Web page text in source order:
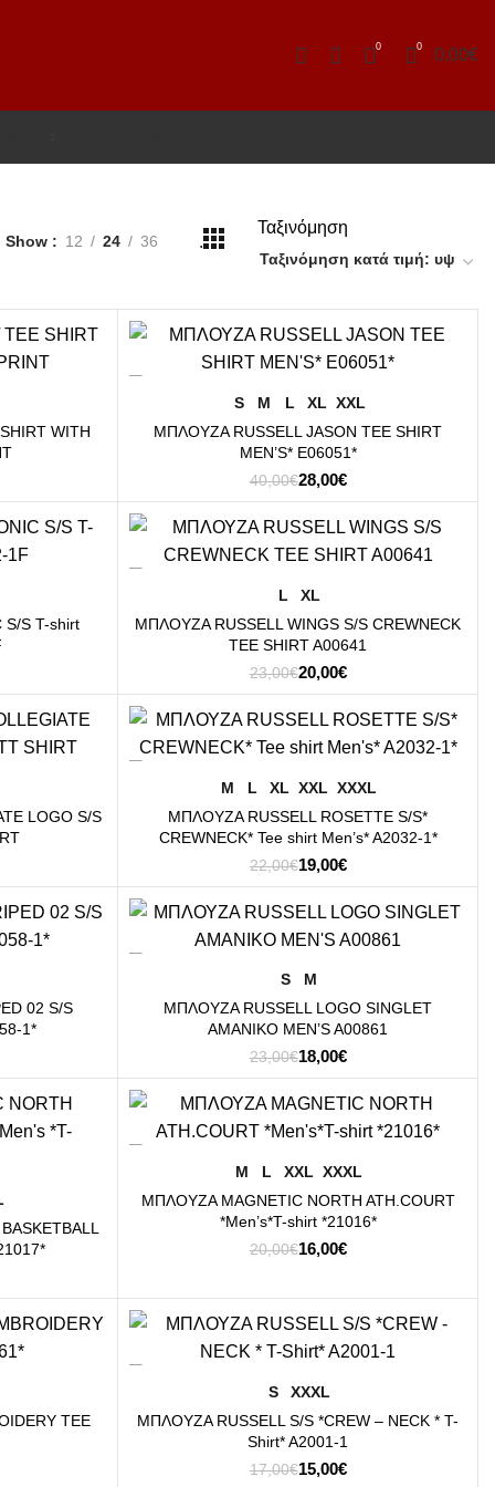
0 0 0,00€
Show 12 24 36 .
Ταξινόμηση
WITH
ΕΠΙΛΟΓΉ
S M L XL XXL
ΜΠΛΟΥΖΑ RUSSELL JASON TEE SHIRT
MEN’S* E06051*
40,00€Original
price
was:
28,00€Η
τρέχουσα
τιμή
28,00€.
S T-shirt
ΕΠΙΛΟΓΉ
L
XL
ΜΠΛΟΥΖΑ RUSSELL WINGS S/S CREWNECK
TEE SHIRT A00641
23,00€Original
price
was:
20,00€Η
τρέχουσα
τιμή
20,00€.
LOGO S/S
ΕΠΙΛΟΓΉ
M L XL XXL XXXL
ΜΠΛΟΥΖΑ RUSSELL ROSETTE S/S*
CREWNECK* Tee shirt Men’s* A2032-1*
22,00€Original
price
was:
19,00€Η
τρέχουσα
τιμή
19,00€.
02 S/S
1*
ΕΠΙΛΟΓΉ
S
M
ΜΠΛΟΥΖΑ RUSSELL LOGO SINGLET
AMANIKO MEN’S A00861
23,00€Original
price
was:
18,00€Η
τρέχουσα
τιμή
18,00€.
ΕΠΙΛΟΓΉ
M L XXL XXXL
ΜΠΛΟΥΖΑ MAGNETIC NORTH ATH.COURT
*Men’s*T-shirt *21016*
20,00€Original
16,00€Η
16,00€.
TEE
ΕΠΙΛΟΓΉ
S
XXXL
ΜΠΛΟΥΖΑ RUSSELL S/S *CREW – NECK * T-
Shirt* A2001-1
17,00€Original
15,00€Η